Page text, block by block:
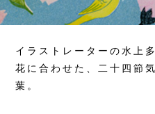
イラストレーターの水上
花に合わせた、 二十四節
葉。